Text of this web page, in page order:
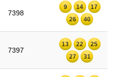
7398
9 14
17
26
40
7397
13 22
25
27
31